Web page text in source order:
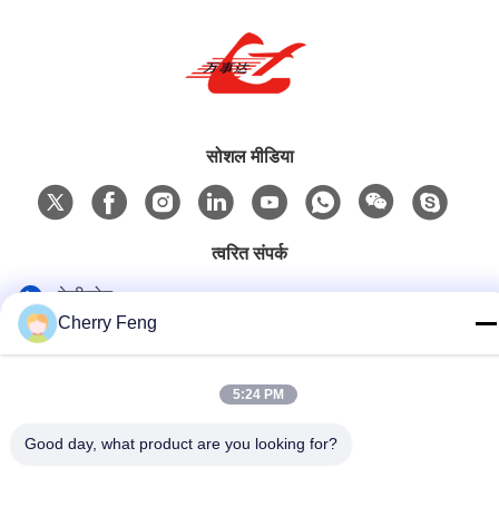
सोशल मीडिया
त्वरित संपर्क
टेलीफोन
86-135-84177887
sales@balerofchina.com
पता
Cherry Feng
5:24 PM
Good day, what product are you looking for?